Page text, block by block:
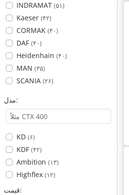
INDRAMAT (۵۱)
Kaeser (۴۲)
CORMAK (۴۰)
DAF (۴۰)
Heidenhain (۴۰)
MAN (۳۵)
SCANIA (۲۶)
مدل:
KD (۶)
KDF (۴۲)
Ambition (۱۳)
Highflex (۱۲)
قیمت: